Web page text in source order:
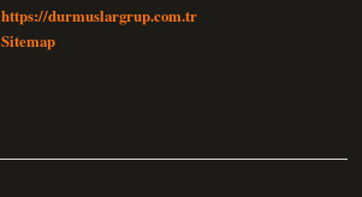
https://durmuslargrup.com.tr
Sitemap